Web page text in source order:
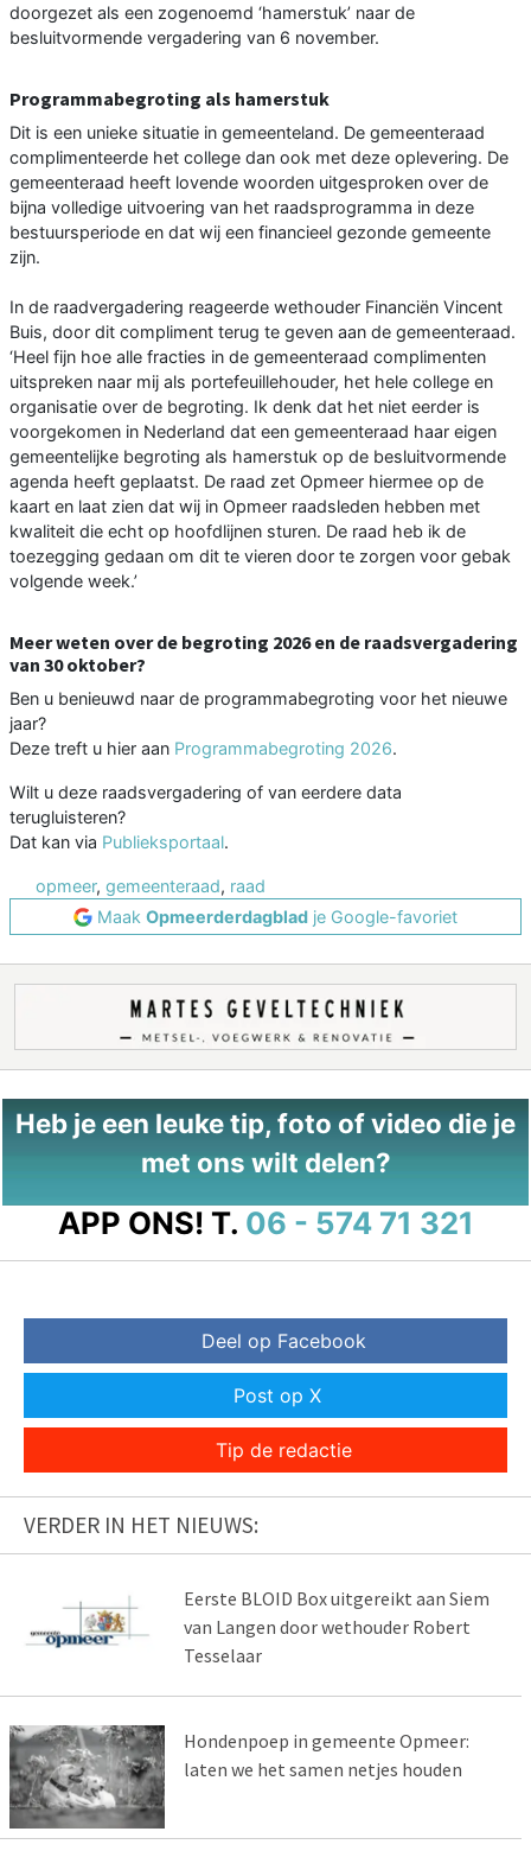
doorgezet als een zogenoemd ‘hamerstuk’ naar de
besluitvormende vergadering van 6 november.
Programmabegroting als hamerstuk
Dit is een unieke situatie in gemeenteland. De gemeenteraad
complimenteerde het college dan ook met deze oplevering. De
gemeenteraad heeft lovende woorden uitgesproken over de
bijna volledige uitvoering van het raadsprogramma in deze
bestuursperiode en dat wij een financieel gezonde gemeente
zijn.
In de raadvergadering reageerde wethouder Financiën Vincent
Buis, door dit compliment terug te geven aan de gemeenteraad.
‘Heel fijn hoe alle fracties in de gemeenteraad complimenten
uitspreken naar mij als portefeuillehouder, het hele college en
organisatie over de begroting. Ik denk dat het niet eerder is
voorgekomen in Nederland dat een gemeenteraad haar eigen
gemeentelijke begroting als hamerstuk op de besluitvormende
agenda heeft geplaatst. De raad zet Opmeer hiermee op de
kaart en laat zien dat wij in Opmeer raadsleden hebben met
kwaliteit die echt op hoofdlijnen sturen. De raad heb ik de
toezegging gedaan om dit te vieren door te zorgen voor gebak
volgende week.’
Meer weten over de begroting 2026 en de raadsvergadering
van 30 oktober?
Ben u benieuwd naar de programmabegroting voor het nieuwe
jaar?
Deze treft u hier aan Programmabegroting 2026.
Wilt u deze raadsvergadering of van eerdere data
terugluisteren?
Dat kan via Publieksportaal.
opmeer, gemeenteraad, raad
Maak Opmeerderdagblad je Google-favoriet
Heb je een leuke tip, foto of video die je
met ons wilt delen?
APP ONS! T. 06 - 574 71 321
Deel op Facebook
Post op X
Tip de redactie
VERDER IN HET NIEUWS:
Eerste BLOID Box uitgereikt aan Siem
van Langen door wethouder Robert
Tesselaar
Hondenpoep in gemeente Opmeer:
laten we het samen netjes houden